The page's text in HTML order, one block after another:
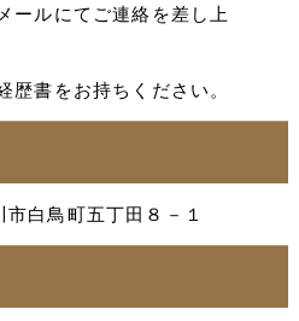
ールにてご連絡を差し上
歴書をお持ちください。
白鳥町五丁田８－１